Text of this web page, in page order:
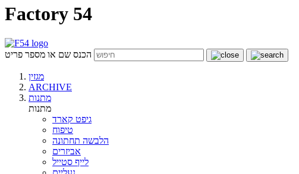
Factory 54
הכנס שם או מספר פריט
מגזין
ARCHIVE
מתנות
מתנות
גיפט קארד
טיפוח
הלבשה תחתונה
אביזרים
לייף סטייל